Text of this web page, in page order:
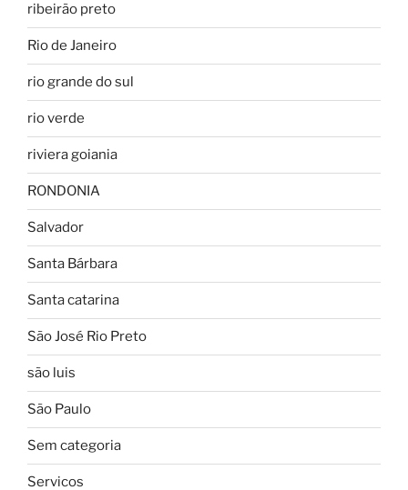
ribeirão preto
Rio de Janeiro
rio grande do sul
rio verde
riviera goiania
RONDONIA
Salvador
Santa Bárbara
Santa catarina
São José Rio Preto
são luis
São Paulo
Sem categoria
Servicos